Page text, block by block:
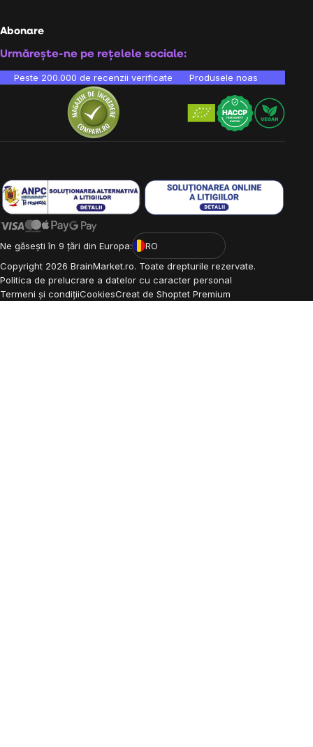
Abonare
Urmărește-ne pe rețelele sociale:
Peste 200.000 de recenzii verificate Produsele noastre sunt
Ne găsești în 9 țări din Europa:
RO
Copyright 2026 BrainMarket.ro. Toate drepturile rezervate.
Politica de prelucrare a datelor cu caracter personal
Termeni și condițiiCookiesCreat de Shoptet Premium